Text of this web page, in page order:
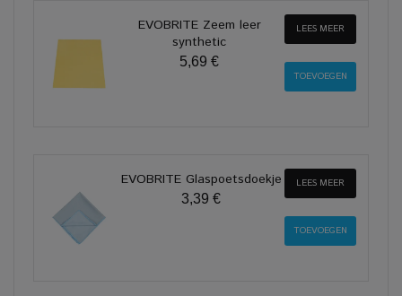
EVOBRITE Zeem leer
synthetic
5,69 €
LEES MEER
EVOBRITE Glaspoetsdoekje
3,39 €
LEES MEER